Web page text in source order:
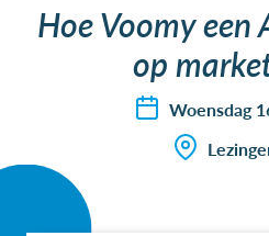
Hoe Voomy
op
Woensdag